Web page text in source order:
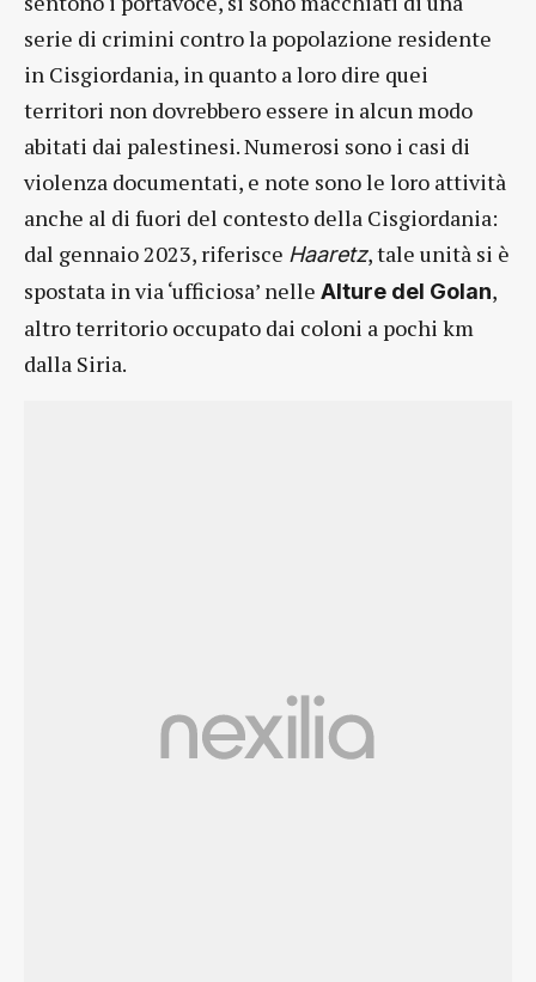
serie di crimini contro la popolazione residente
in Cisgiordania, in quanto a loro dire quei
territori non dovrebbero essere in alcun modo
abitati dai palestinesi. Numerosi sono i casi di
violenza documentati, e note sono le loro attività
anche al di fuori del contesto della Cisgiordania:
dal gennaio 2023, riferisce Haaretz, tale unità si è
spostata in via ‘ufficiosa’ nelle Alture del Golan,
altro territorio occupato dai coloni a pochi km
dalla Siria.